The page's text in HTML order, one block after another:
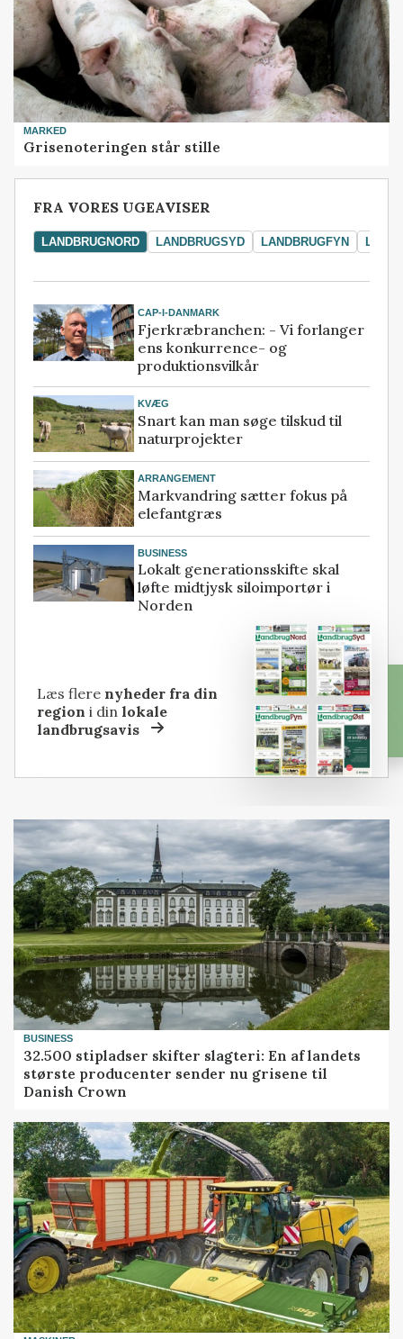
MARKED
Grisenoteringen står stille
FRA VORES UGEAVISER
LANDBRUGNORD LANDBRUGSYD LANDBRUGFYN
CAP-I-DANMARK
Fjerkræbranchen: - Vi forlanger
ens konkurrence- og
produktionsvilkår
KVÆG
Snart kan man søge tilskud til
naturprojekter
ARRANGEMENT
Markvandring sætter fokus på
elefantgræs
BUSINESS
Lokalt generationsskifte skal
løfte midtjysk siloimportør i
Norden
Læs flere nyheder fra din
region i dinlokale
landbrugsavis
BUSINESS
32.500 stipladser skifter slagteri: En af landets
største producenter sender nu grisene til
Danish Crown